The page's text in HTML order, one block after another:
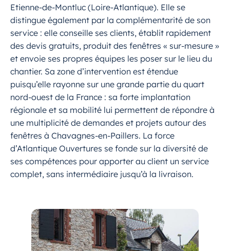
Etienne-de-Montluc (Loire-Atlantique). Elle se
distingue également par la complémentarité de son
service : elle conseille ses clients, établit rapidement
des devis gratuits, produit des fenêtres « sur-mesure »
et envoie ses propres équipes les poser sur le lieu du
chantier. Sa zone d’intervention est étendue
puisqu’elle rayonne sur une grande partie du quart
nord-ouest de la France : sa forte implantation
régionale et sa mobilité lui permettent de répondre à
une multiplicité de demandes et projets autour des
fenêtres à Chavagnes-en-Paillers. La force
d’Atlantique Ouvertures se fonde sur la diversité de
ses compétences pour apporter au client un service
complet, sans intermédiaire jusqu’à la livraison.